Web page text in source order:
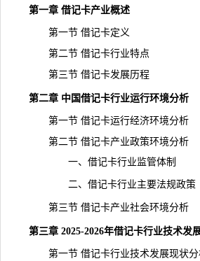
第一章 借记卡产业概述
第一节 借记卡定义
第二节 借记卡行业特点
第三节 借记卡发展历程
第二章 中国借记卡行业运行环境分析
第一节 借记卡运行经济环境分析
第二节 借记卡产业政策环境分析
一、借记卡行业监管体制
二、借记卡行业主要法规政策
第三节 借记卡产业社会环境分析
第三章 2025-2026年借记卡行业技术发
第一节 借记卡行业技术发展现状分